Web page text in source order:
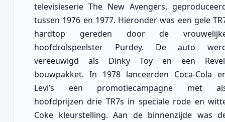
televisieserie The New Avengers,
tussen 1976 en 1977. Hieronder was een gele
hardtop gereden door de
hoofdrolspeelster Purdey. De auto
vereeuwigd als Dinky Toy en een
bouwpakket. In 1978 lanceerden Coca-Cola
Levi’s een promotiecampagne met
hoofdprijzen drie TR7s in speciale rode en
Coke kleurstelling. Aan de binnenzijde was